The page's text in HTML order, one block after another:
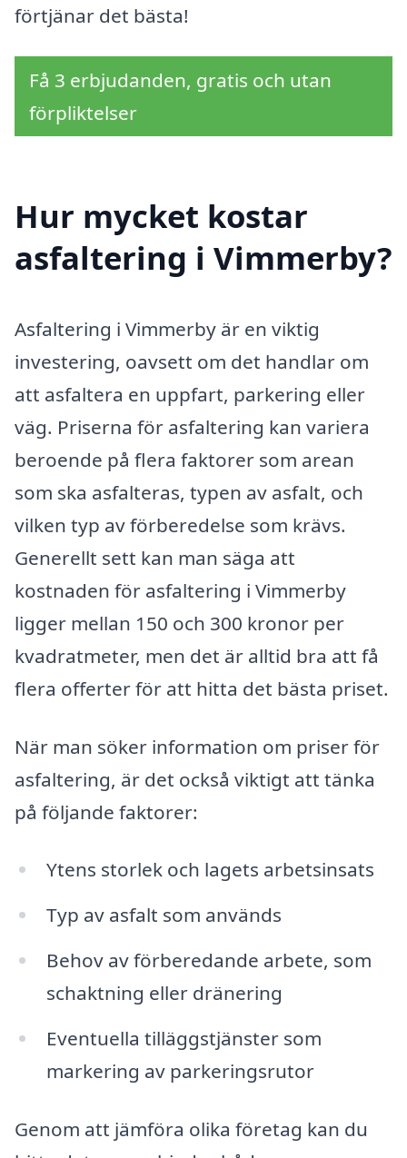
förtjänar det bästa!
Få 3 erbjudanden, gratis och utan
förpliktelser
Hur mycket kostar
asfaltering i Vimmerby?
Asfaltering i Vimmerby är en viktig
investering, oavsett om det handlar om
att asfaltera en uppfart, parkering eller
väg. Priserna för asfaltering kan variera
beroende på flera faktorer som arean
som ska asfalteras, typen av asfalt, och
vilken typ av förberedelse som krävs.
Generellt sett kan man säga att
kostnaden för asfaltering i Vimmerby
ligger mellan 150 och 300 kronor per
kvadratmeter, men det är alltid bra att få
flera offerter för att hitta det bästa priset.
När man söker information om priser för
asfaltering, är det också viktigt att tänka
på följande faktorer:
Ytens storlek och lagets arbetsinsats
Typ av asfalt som används
Behov av förberedande arbete, som
schaktning eller dränering
Eventuella tilläggstjänster som
markering av parkeringsrutor
Genom att jämföra olika företag kan du